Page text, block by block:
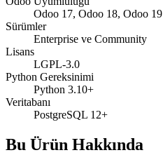
Odoo 17, Odoo 18, Odoo 19
Sürümler
Enterprise ve Community
Lisans
LGPL-3.0
Python Gereksinimi
Python 3.10+
Veritabanı
PostgreSQL 12+
Bu Ürün Hakkında